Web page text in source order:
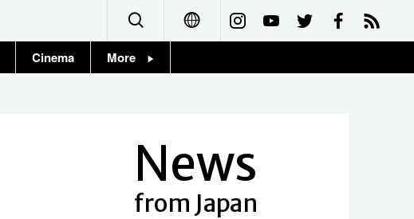
Français
Cinema More
News
from Japan